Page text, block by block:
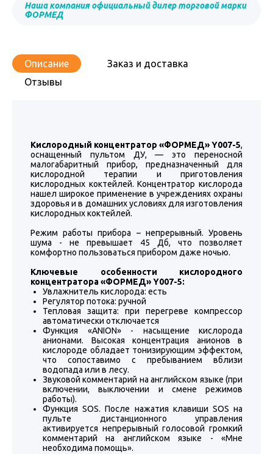
Наша компания официальный дилер торговой марки
ФОРМЕД
Описание
Заказ и доставка
Отзывы
Кислородный концентратор «ФОРМЕД» Y007-5,
оснащенный пультом ДУ, — это переносной
малогабаритный прибор, предназначенный для
кислородной терапии и приготовления
кислородных коктейлей. Концентратор кислорода
нашел широкое применение в учреждениях охраны
здоровья и в домашних условиях для изготовления
кислородных коктейлей.
Режим работы прибора – непрерывный. Уровень
шума - не превышает 45 Дб, что позволяет
комфортно пользоваться прибором даже ночью.
Ключевые особенности кислородного
концентратора «ФОРМЕД» Y007-5:
Увлажнитель кислорода: есть
Регулятор потока: ручной
Тепловая защита: при перегреве компрессор
автоматически отключается
Функция «ANION» - насыщение кислорода
анионами. Высокая концентрация анионов в
кислороде обладает тонизирующим эффектом,
что сопоставимо с пребыванием вблизи
водопада или в лесу.
Звуковой комментарий на английском языке (при
включении, выключении и смене режимов
работы).
Функция SOS. После нажатия клавиши SOS на
пульте дистанционного управления
активируется непрерывный голосовой громкий
комментарий на английском языке - «Мне
необходима помощь».